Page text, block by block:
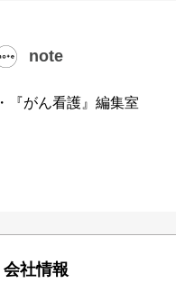
note
・『がん看護』編集室
会社情報